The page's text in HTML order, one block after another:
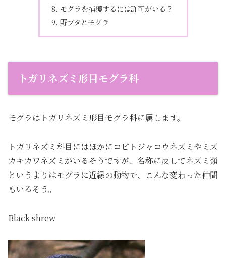
モグラを捕獲するには許可がいる？
野ブタとモグラ
トガリネズミ形目モグラ科
モグラはトガリネズミ形目モグラ科に属します。
トガリネズミ科目にはほかにコビトジャコウネズミやミズ
カキカワネズミがいるそうですが、名称に反してネズミ類
というよりはモグラに近縁の動物で、こんな変わった仲間
もいるそう。
Black shrew